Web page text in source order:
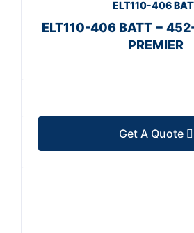
ELT110-406
ELT110-406 BATT −
PREMIER
Get A Quote